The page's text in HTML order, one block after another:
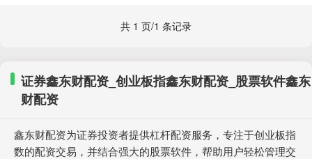
共 1 页/1 条记录
证券鑫东财配资_创业板指鑫东财配资_股票软件鑫东
财配资
鑫东财配资为证券投资者提供杠杆配资服务，专注于创业板指
数的配资交易，并结合强大的股票软件，帮助用户轻松管理交